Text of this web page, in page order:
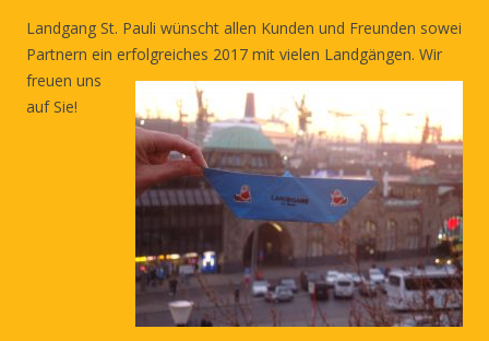
Landgang St. Pauli wünscht allen Kunden und Freunden sowei
Partnern ein erfolgreiches 2017 mit vielen Landgängen. Wir
freuen uns
auf Sie!